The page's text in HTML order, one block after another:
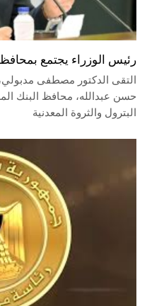
رئيس الوزراء يجتمع بمحافظ
التقى الدكتور مصطفى
حسن عبدالله، محافظ البنك
البترول والثروة المعدنية